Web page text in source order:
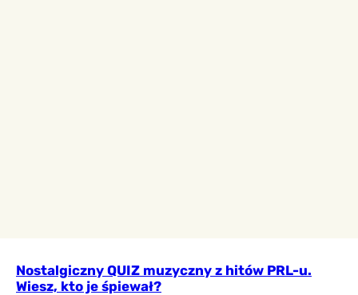
Nostalgiczny QUIZ muzyczny z hitów PRL-u.
Wiesz, kto je śpiewał?